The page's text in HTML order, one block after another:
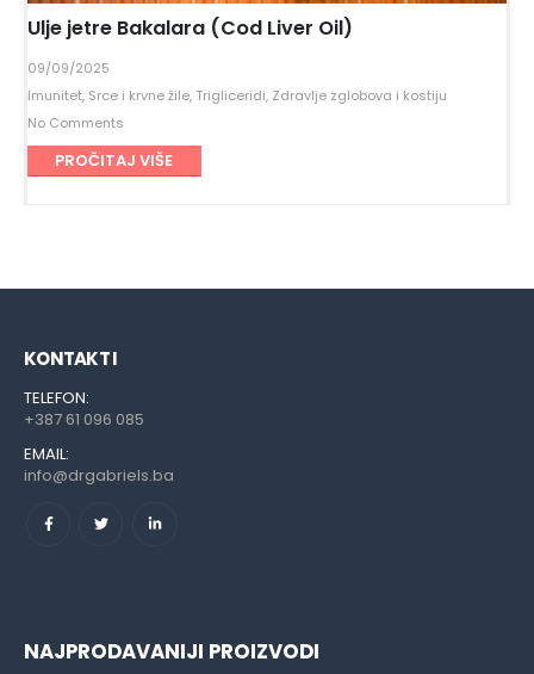
Ulje jetre Bakalara (Cod Liver Oil)
09/09/2025
Imunitet, Srce i krvne žile, Trigliceridi, Zdravlje zglobova i kostiju
No Comments
PROČITAJ VIŠE
KONTAKT I
TELEFON:
+387 61 096 085
EMAIL:
info@drgabriels.ba
NAJPRODAVANIJI PROIZVODI